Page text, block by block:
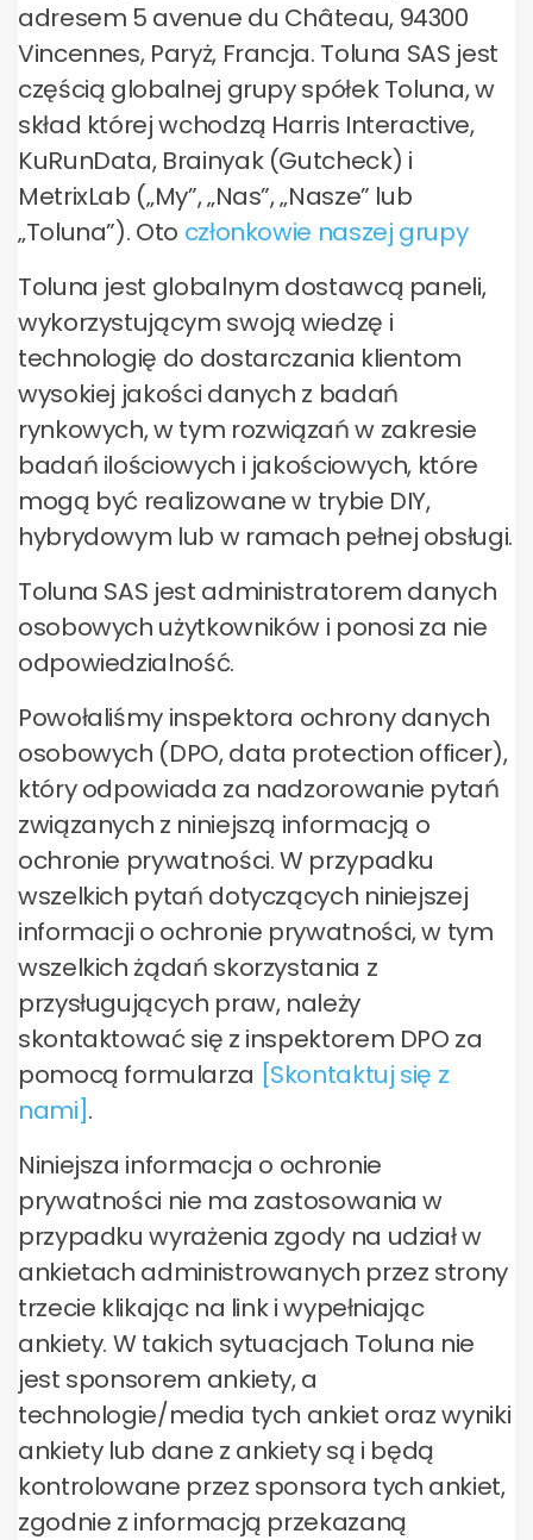
adresem 5 avenue du Château, 94300
Vincennes, Paryż, Francja. Toluna SAS jest
częścią globalnej grupy spółek Toluna, w
skład której wchodzą Harris Interactive,
KuRunData, Brainyak (Gutcheck) i
MetrixLab („My”, „Nas”, „Nasze” lub
„Toluna”). Oto członkowie naszej grupy
Toluna jest globalnym dostawcą paneli,
wykorzystującym swoją wiedzę i
technologię do dostarczania klientom
wysokiej jakości danych z badań
rynkowych, w tym rozwiązań w zakresie
badań ilościowych i jakościowych, które
mogą być realizowane w trybie DIY,
hybrydowym lub w ramach pełnej obsługi.
Toluna SAS jest administratorem danych
osobowych użytkowników i ponosi za nie
odpowiedzialność.
Powołaliśmy inspektora ochrony danych
osobowych (DPO, data protection officer),
który odpowiada za nadzorowanie pytań
związanych z niniejszą informacją o
ochronie prywatności. W przypadku
wszelkich pytań dotyczących niniejszej
informacji o ochronie prywatności, w tym
wszelkich żądań skorzystania z
przysługujących praw, należy
skontaktować się z inspektorem DPO za
pomocą formularza [Skontaktuj się z
nami].
Niniejsza informacja o ochronie
prywatności nie ma zastosowania w
przypadku wyrażenia zgody na udział w
ankietach administrowanych przez strony
trzecie klikając na link i wypełniając
ankiety. W takich sytuacjach Toluna nie
jest sponsorem ankiety, a
technologie/media tych ankiet oraz wyniki
ankiety lub dane z ankiety są i będą
kontrolowane przez sponsora tych ankiet,
zgodnie z informacją przekazaną